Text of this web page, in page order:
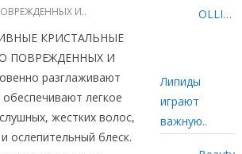
И..
КРИСТАЛЬНЫЕ
ПОВРЕЖДЕННЫХ И
разглаживают
легкое
жестких волос,
ослепительный блеск.
OLLIN
Липиды
играют
важную..